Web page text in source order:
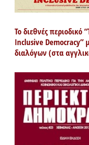
Το διεθνές
Inclusive Democracy”
διαλόγων (στα